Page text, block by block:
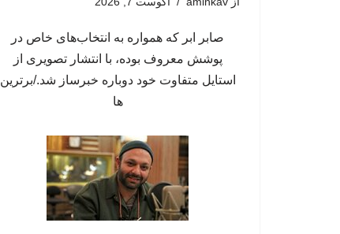
صابر ابر که همواره به انتخاب‌های خاص در
پوشش معروف بوده، با انتشار تصویری از
استایل متفاوت خود دوباره خبرساز شد./برترین
ها